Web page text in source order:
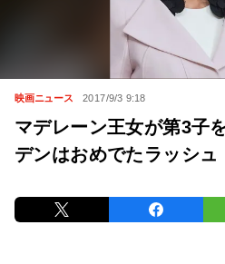
映画ニュース 2017/9/3 9:18
マデレーン王女が第3子
デンはおめでたラッシュ